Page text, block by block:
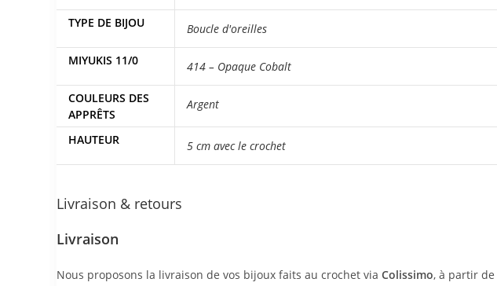
TYPE DE BIJOU Boucle d'oreilles
MIYUKIS 11/0 414 – Opaque Cobalt
COULEURS DES
APPRÊTS
Argent
HAUTEUR 5 cm avec le crochet
Livraison & retours
Livraison
Nous proposons la livraison de vos bijoux faits au crochet via Colissimo, à partir de